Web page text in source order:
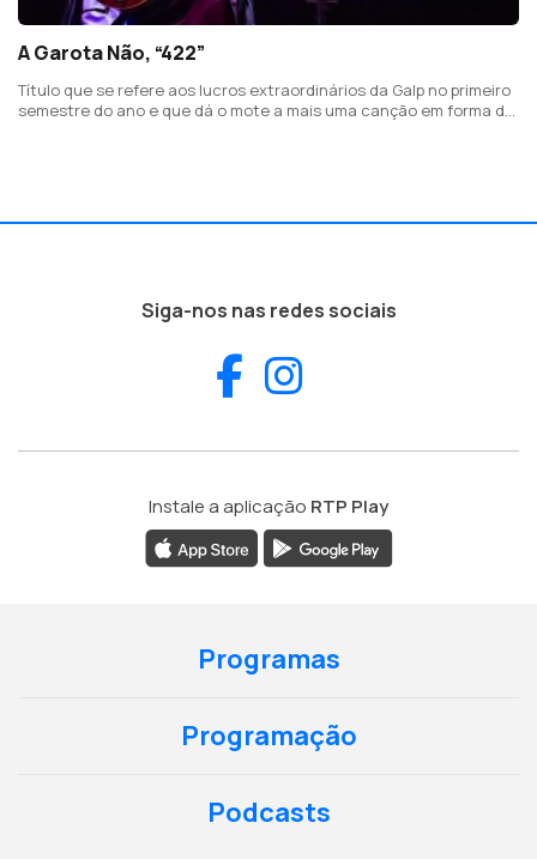
A Garota Não, “422”
Título que se refere aos lucros extraordinários da Galp no primeiro
semestre do ano e que dá o mote a mais uma canção em forma de
Siga-nos nas redes sociais
Facebook
Instale a aplicação RTP Play
Programas
Programação
Podcasts